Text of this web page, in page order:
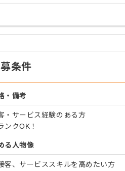
条件
・備考
・サービス経験のある方
ンクOK！
る人物像
客、サービススキルを高めたい方